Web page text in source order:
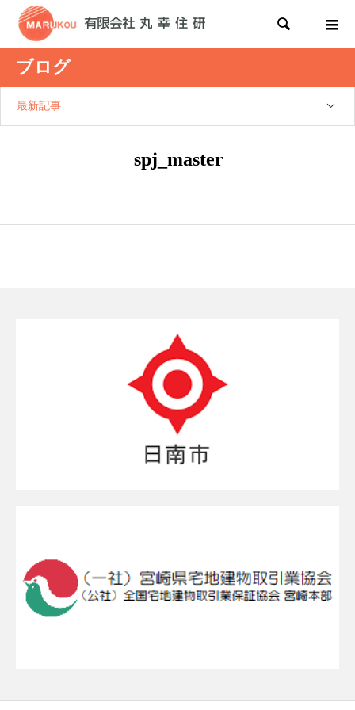

ブログ
最新記事
spj_master